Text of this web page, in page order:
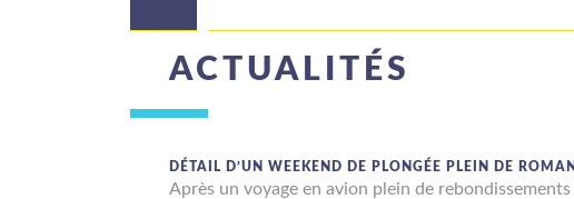
ACTUALITÉS
DÉTAIL D’UN WEEKEND DE PLONGÉE PLEIN DE
Après un voyage en avion plein de